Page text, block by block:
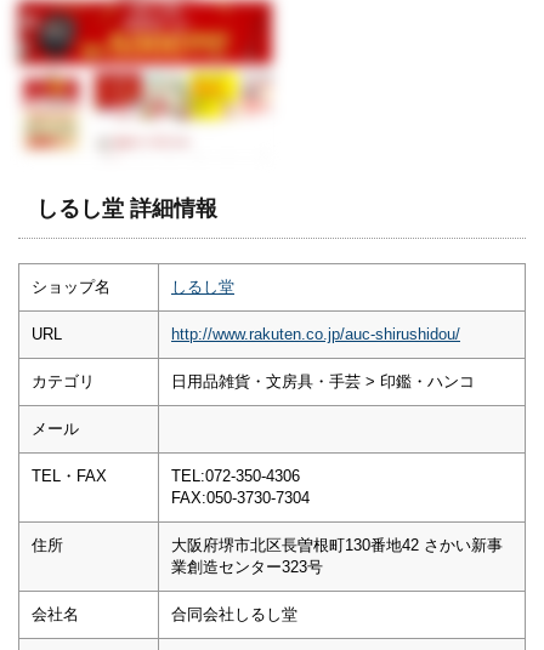
しるし堂 詳細情報
ショップ名 しるし堂
URL http://www.rakuten.co.jp/auc-shirushidou/
カテゴリ 日用品雑貨・文房具・手芸 > 印鑑・ハンコ
メール
TEL・FAX
TEL:072-350-4306
FAX:050-3730-7304
住所
大阪府堺市北区長曽根町130番地42 さかい新事
業創造センター323号
会社名 合同会社しるし堂